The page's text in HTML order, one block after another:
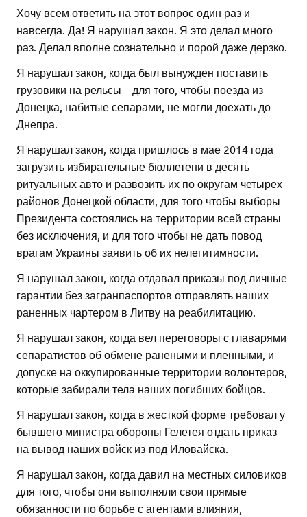
Хочу всем ответить на этот вопрос один раз и
навсегда. Да! Я нарушал закон. Я это делал много
раз. Делал вполне сознательно и порой даже дерзко.
Я нарушал закон, когда был вынужден поставить
грузовики на рельсы – для того, чтобы поезда из
Донецка, набитые сепарами, не могли доехать до
Днепра.
Я нарушал закон, когда пришлось в мае 2014 года
загрузить избирательные бюллетени в десять
ритуальных авто и развозить их по округам четырех
районов Донецкой области, для того чтобы выборы
Президента состоялись на территории всей страны
без исключения, и для того чтобы не дать повод
врагам Украины заявить об их нелегитимности.
Я нарушал закон, когда отдавал приказы под личные
гарантии без загранпаспортов отправлять наших
раненных чартером в Литву на реабилитацию.
Я нарушал закон, когда вел переговоры с главарями
сепаратистов об обмене ранеными и пленными, и
допуске на оккупированные территории волонтеров,
которые забирали тела наших погибших бойцов.
Я нарушал закон, когда в жесткой форме требовал у
бывшего министра обороны Гелетея отдать приказ
на вывод наших войск из-под Иловайска.
Я нарушал закон, когда давил на местных силовиков
для того, чтобы они выполняли свои прямые
обязанности по борьбе с агентами влияния,